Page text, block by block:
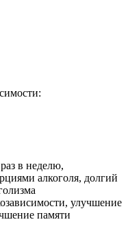
в неделю,
алкоголя, долгий
улучшение
памяти